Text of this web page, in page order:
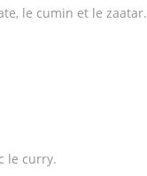
le cumin et le zaatar.
le curry.